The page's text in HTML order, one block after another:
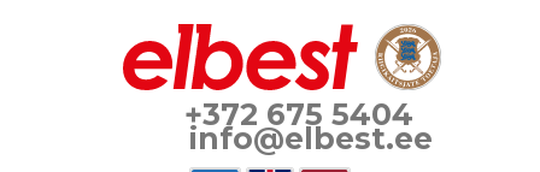
+372 675 5404
info@elbest.ee